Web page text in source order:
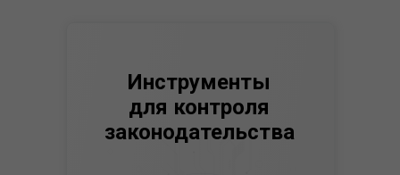
Инструменты
для контроля
законодательства